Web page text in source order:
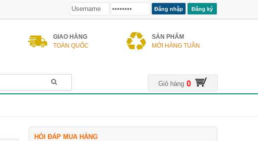
Đăng ký
GIAO HÀNG
TOÀN QUỐC
SẢN PHẨM
MỚI HÀNG TUẦN
Giỏ hàng 0
HỎI ĐÁP MUA HÀNG